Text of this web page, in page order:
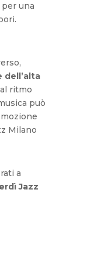
una
dell’alta
ritmo
può
Milano
a
Jazz